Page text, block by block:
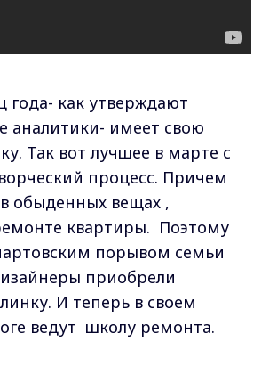
года- как утверждают
аналитики- имеет свою
Так вот лучшее в марте с
процесс. Причем
обыденных вещах ,
квартиры. Поэтому
порывом семьи
приобрели
И теперь в своем
ведут школу ремонта.